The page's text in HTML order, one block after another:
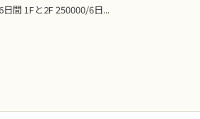
間 1Fと2F 250000/6日...